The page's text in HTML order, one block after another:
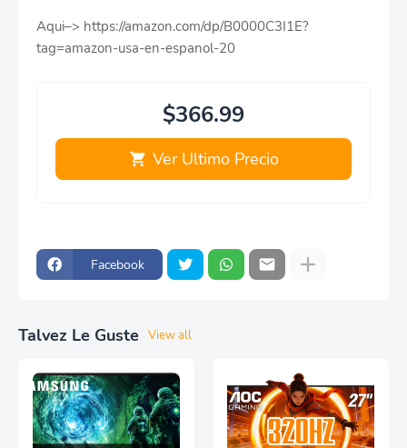
Aqui–> https://amazon.com/dp/B0000C3I1E?
tag=amazon-usa-en-espanol-20
$366.99
Ver Ultimo Precio
Facebook
Talvez Le Guste View all